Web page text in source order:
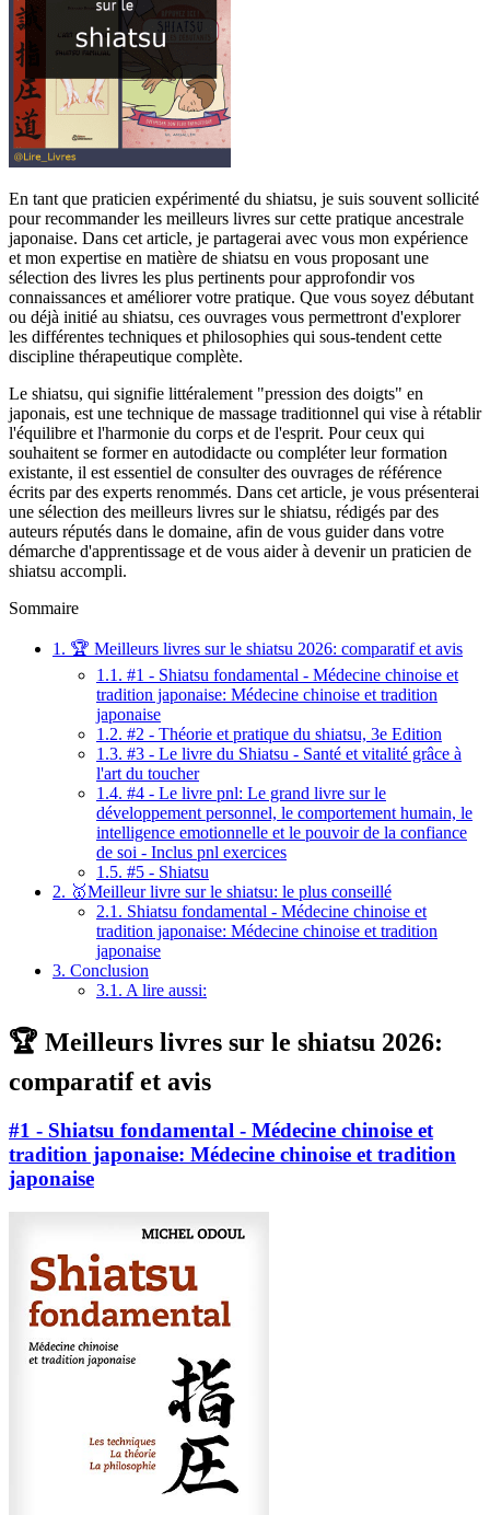
En tant que praticien expérimenté du shiatsu, je suis souvent sollicité
pour recommander les meilleurs livres sur cette pratique ancestrale
japonaise. Dans cet article, je partagerai avec vous mon expérience
et mon expertise en matière de shiatsu en vous proposant une
sélection des livres les plus pertinents pour approfondir vos
connaissances et améliorer votre pratique. Que vous soyez débutant
ou déjà initié au shiatsu, ces ouvrages vous permettront d'explorer
les différentes techniques et philosophies qui sous-tendent cette
discipline thérapeutique complète.
Le shiatsu, qui signifie littéralement "pression des doigts" en
japonais, est une technique de massage traditionnel qui vise à rétablir
l'équilibre et l'harmonie du corps et de l'esprit. Pour ceux qui
souhaitent se former en autodidacte ou compléter leur formation
existante, il est essentiel de consulter des ouvrages de référence
écrits par des experts renommés. Dans cet article, je vous présenterai
une sélection des meilleurs livres sur le shiatsu, rédigés par des
auteurs réputés dans le domaine, afin de vous guider dans votre
démarche d'apprentissage et de vous aider à devenir un praticien de
shiatsu accompli.
Sommaire
1. 🏆 Meilleurs livres sur le shiatsu 2026: comparatif et avis
1.1. #1 - Shiatsu fondamental - Médecine chinoise et
tradition japonaise: Médecine chinoise et tradition
japonaise
1.2. #2 - Théorie et pratique du shiatsu, 3e Edition
1.3. #3 - Le livre du Shiatsu - Santé et vitalité grâce à
l'art du toucher
1.4. #4 - Le livre pnl: Le grand livre sur le
développement personnel, le comportement humain, le
intelligence emotionnelle et le pouvoir de la confiance
de soi - Inclus pnl exercices
1.5. #5 - Shiatsu
2. 🥇Meilleur livre sur le shiatsu: le plus conseillé
2.1. Shiatsu fondamental - Médecine chinoise et
tradition japonaise: Médecine chinoise et tradition
japonaise
3. Conclusion
3.1. A lire aussi:
🏆 Meilleurs livres sur le shiatsu 2026:
comparatif et avis
#1 - Shiatsu fondamental - Médecine chinoise et
tradition japonaise: Médecine chinoise et tradition
japonaise